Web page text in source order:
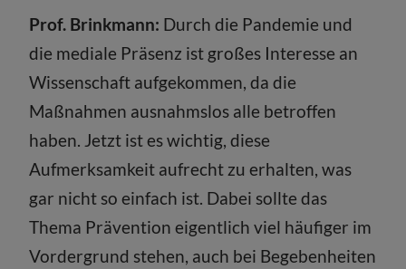
Prof. Brinkmann: Durch die Pandemie und
die mediale Präsenz ist großes Interesse an
Wissenschaft aufgekommen, da die
Maßnahmen ausnahmslos alle betroffen
haben. Jetzt ist es wichtig, diese
Aufmerksamkeit aufrecht zu erhalten, was
gar nicht so einfach ist. Dabei sollte das
Thema Prävention eigentlich viel häufiger im
Vordergrund stehen, auch bei Begebenheiten